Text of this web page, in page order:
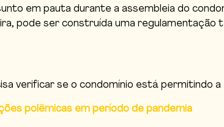
em pauta durante a assembleia do
pode ser construída uma
verificar se o condomínio está permitindo
polêmicas em período de pandemia